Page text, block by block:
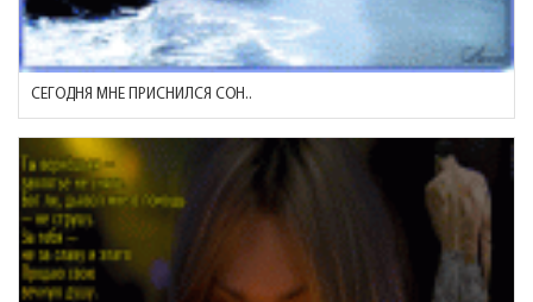
СЕГОДНЯ МНЕ ПРИСНИЛСЯ СОН..